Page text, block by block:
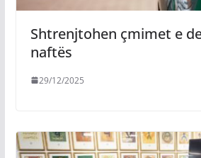
Shtrenjtohen çmimet e
naftës
29/12/2025